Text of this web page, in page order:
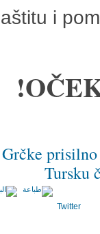
i
Tursku
Twitter